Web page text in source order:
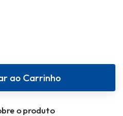
ao Carrinho
o produto